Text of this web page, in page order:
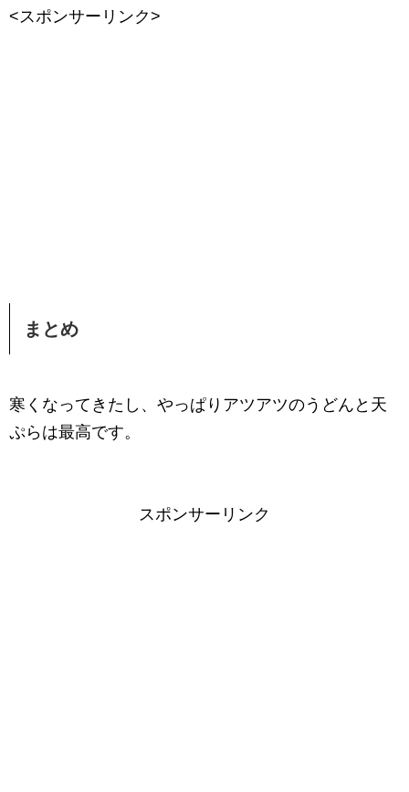
<スポンサーリンク>
まとめ
寒くなってきたし、やっぱりアツアツのうどんと天
ぷらは最高です。
スポンサーリンク